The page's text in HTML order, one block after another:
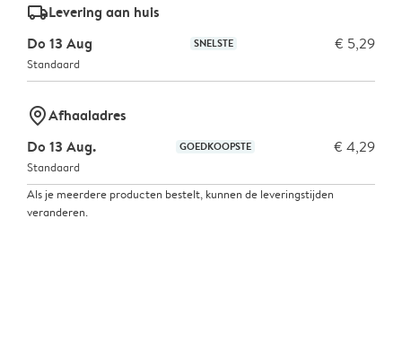
delivery_standard_v2Levering aan huis
Do 13 Aug
SNELSTE € 5,29
Standaard
marker-pinAfhaaladres
Do 13 Aug.
GOEDKOOPSTE € 4,29
Standaard
Als je meerdere producten bestelt, kunnen de leveringstijden
veranderen.